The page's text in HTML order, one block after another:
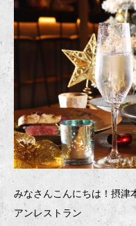
みなさんこんにちは！摂津
アンレストラン